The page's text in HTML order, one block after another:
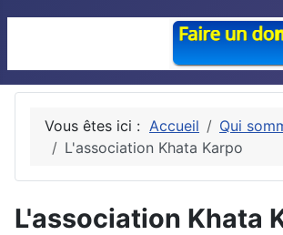
Vous êtes ici : Accueil
Qui
L'association Khata Karpo
L'association Khata